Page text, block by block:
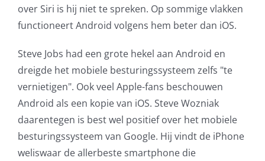
Microsoft NCE
AVG
Office365
Glasvezelverbindingen
Microsoft software licenties
over Siri is hij niet te spreken. Op sommige vlakken
functioneert Android volgens hem beter dan iOS.
Steve Jobs had een grote hekel aan Android en
dreigde het mobiele besturingssysteem zelfs "te
vernietigen". Ook veel Apple-fans beschouwen
Android als een kopie van iOS. Steve Wozniak
daarentegen is best wel positief over het mobiele
besturingssysteem van Google. Hij vindt de iPhone
weliswaar de allerbeste smartphone die